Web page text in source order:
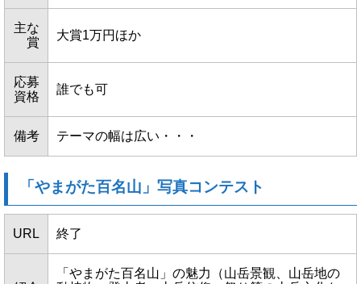
主な
賞
大賞1万円ほか
応募
資格
誰でも可
備考 テーマの幅は広い・・・
「やまがた百名山」写真コンテスト
URL 終了
「やまがた百名山」の魅力（山岳景観、山岳地の